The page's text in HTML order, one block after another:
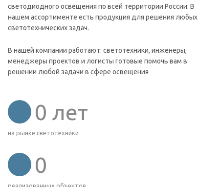
светодиодного освещения по всей территории России. В
нашем ассортименте есть продукция для решения любых
светотехнических задач.
В нашей компании работают: светотехники, инженеры,
менеджеры проектов и логисты готовые помочь вам в
решении любой задачи в сфере освещения
0 лет
на рынке светотехники
0
реализованных объектов